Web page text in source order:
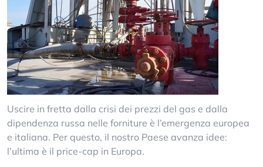
Uscire in fretta dalla crisi dei prezzi del gas e dalla
dipendenza russa nelle forniture è l’emergenza europea
e italiana. Per questo, il nostro Paese avanza idee:
l’ultima è il price-cap in Europa.